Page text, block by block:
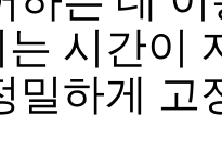
시간이
밀하게 고